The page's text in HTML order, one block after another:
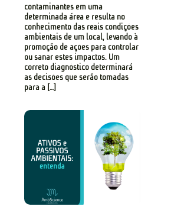
contaminantes em uma
determinada área e resulta no
conhecimento das reais condições
ambientais de um local, levando à
promoção de ações para controlar
ou sanar estes impactos. Um
correto diagnóstico determinará
as decisões que serão tomadas
para a […]